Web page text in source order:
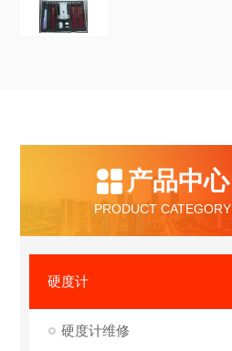
产品中心
PRODUCT CATEGORY
硬度计
硬度计维修